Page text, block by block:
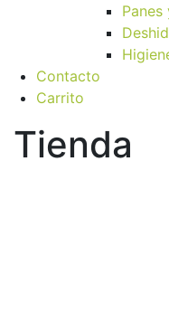
Panes
Contacto
Carrito
Tienda